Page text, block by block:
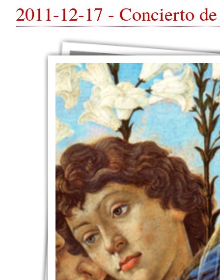
2011-12-17 - Concierto